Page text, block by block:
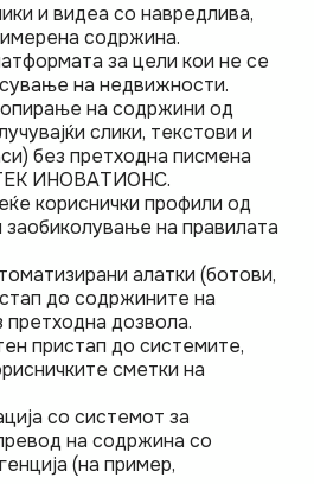
и видеа со навредлива,
содржина.
за цели кои не се
на недвижности.
на содржини од
слики, текстови и
без претходна писмена
ИНОВАТИОНС.
кориснички профили од
на правилата
алатки (ботови,
до содржините на
дозвола.
пристап до системите,
сметки на
со системот за
на содржина со
(на пример,